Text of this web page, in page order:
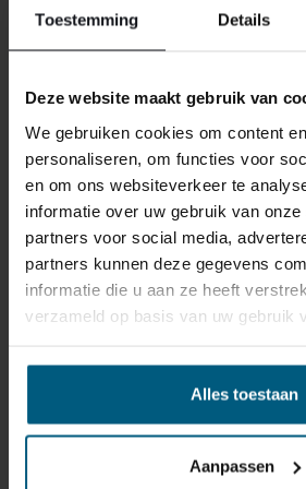
Toestemming Details
Deze website maakt gebruik van
We gebruiken cookies om content
personaliseren, om functies voor
en om ons websiteverkeer te
informatie over uw gebruik van
partners voor social media,
partners kunnen deze gegevens
informatie die u aan ze heeft
verzameld op basis van uw gebruik
Alles toestaan
Aanpassen
ÄHNLICHE
ROERMOND SHOWROOM OUTLET